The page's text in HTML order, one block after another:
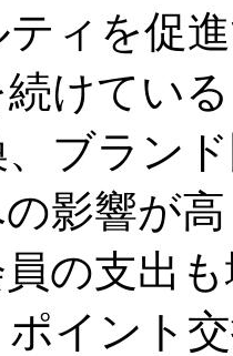
ィを促
けてい
ブラン
影響が
の支出
イント